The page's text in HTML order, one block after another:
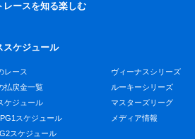
レースを知る楽しむ
スケジュール
レース
払戻金一覧
ケジュール
スケジュール
スケジュール
ヴィーナスシリーズ
ルーキーシリーズ
マスターズリーグ
メディア情報